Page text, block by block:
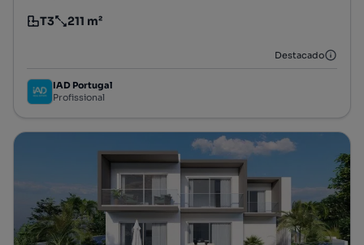
Tipologia
T3
Preço por metro quadrado
211 m²
Destacado
IAD Portugal
Profissional